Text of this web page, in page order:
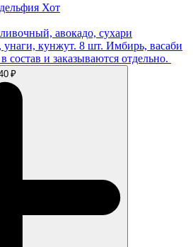
Хот
авокадо, сухари
кунжут. 8 шт. Имбирь, васаби
состав и заказываются отдельно.
₽